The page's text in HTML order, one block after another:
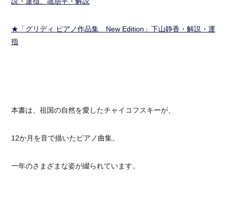
★「グリディ ピアノ作品集 New Edition」下山静香・解説・運
指
本書は、祖国の自然を愛したチャイコフスキーが、
12か月を音で描いたピアノ曲集。
一年のさまざまな姿が綴られています。